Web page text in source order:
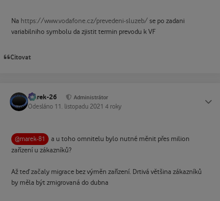
Na https://www.vodafone.cz/prevedeni-sluzeb/ se po zadani
variabilniho symbolu da zjistit termin prevodu k VF
Citovat
Marek-26 Administrátor
Odesláno 11. listopadu 2021 4 roky
@marek-81
a u toho omnitelu bylo nutné měnit přes milion
zařízení u zákazníků?
Až teď začaly migrace bez výměn zařízení. Drtivá většina zákazníků
by měla být zmigrovaná do dubna